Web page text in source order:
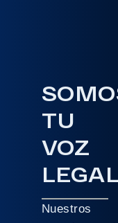
TU
VOZ
LEGAL
Nuestros